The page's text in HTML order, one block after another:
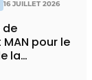
16 JUILLET 2026
de
pour le
la